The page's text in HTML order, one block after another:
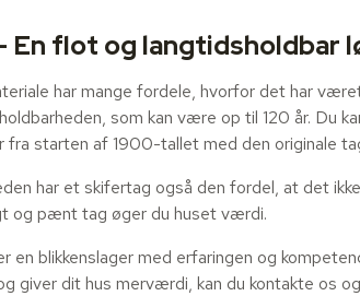
En flot og langtidsholdbar
har mange fordele, hvorfor det har
som kan være op til 120 år. Du
fra starten af 1900-tallet med den originale
har et skifertag også den fordel, at det
og pænt tag øger du huset værdi.
en blikkenslager med erfaringen og
giver dit hus merværdi, kan du kontakte os